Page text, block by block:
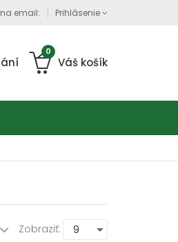
email: Prihlásenie
0
Váš košík
Zobraziť: